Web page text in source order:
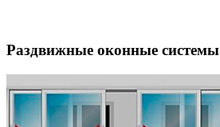
Раздвижные оконные системы